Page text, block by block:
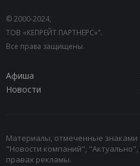
© 2000-2024,
ТОВ «КЕПРЕЙТ ПАРТНЕРС»".
Все права защищены.
Афиша
Новости
Материалы, отмеченные знаками
"Новости компаний",
правах рекламы.